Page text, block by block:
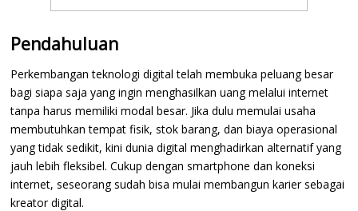
Pendahuluan
Perkembangan teknologi digital telah membuka peluang besar
bagi siapa saja yang ingin menghasilkan uang melalui internet
tanpa harus memiliki modal besar. Jika dulu memulai usaha
membutuhkan tempat fisik, stok barang, dan biaya operasional
yang tidak sedikit, kini dunia digital menghadirkan alternatif yang
jauh lebih fleksibel. Cukup dengan smartphone dan koneksi
internet, seseorang sudah bisa mulai membangun karier sebagai
kreator digital.